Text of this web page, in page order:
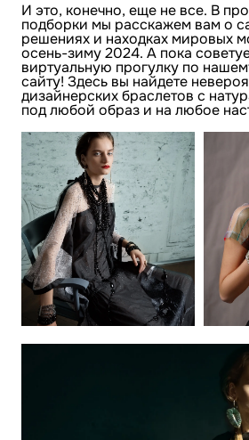
И это, конечно, еще не все. В
подборки мы расскажем вам о
решениях и находках мировых
осень-зиму 2024. А пока
виртуальную прогулку по
сайту! Здесь вы найдете
дизайнерских браслетов с
под любой образ и на любое